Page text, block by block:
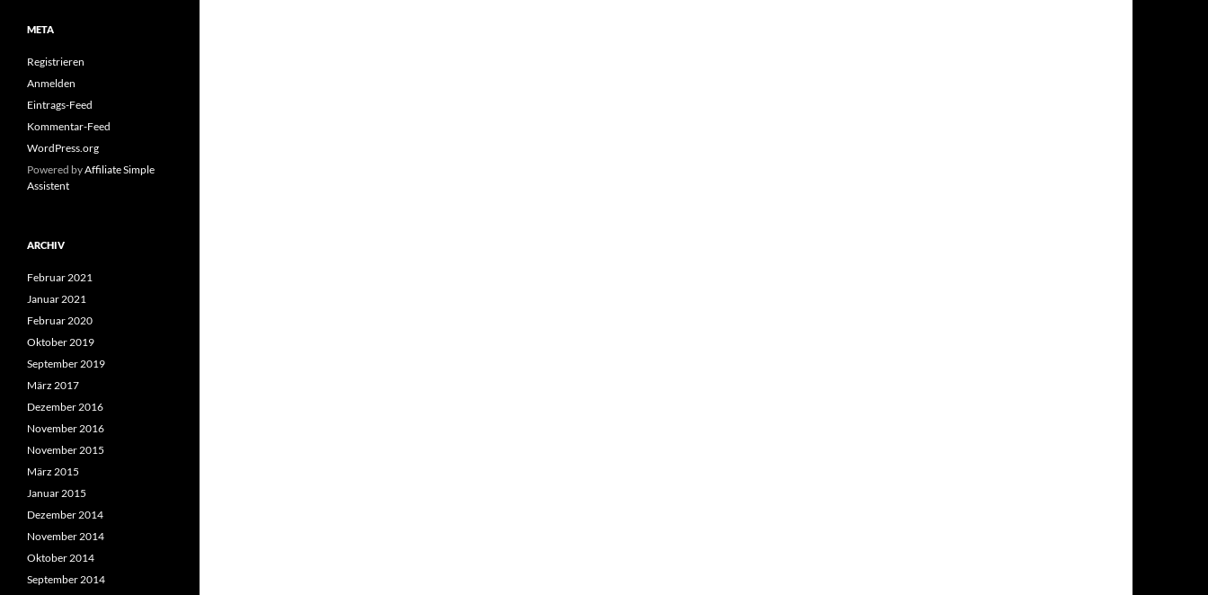
META
Registrieren
Anmelden
Eintrags-Feed
Kommentar-Feed
WordPress.org
Powered byAffiliate Simple
Assistent
ARCHIV
Februar 2021
Januar 2021
Februar 2020
Oktober 2019
September 2019
März 2017
Dezember 2016
November 2016
November 2015
März 2015
Januar 2015
Dezember 2014
November 2014
Oktober 2014
September 2014